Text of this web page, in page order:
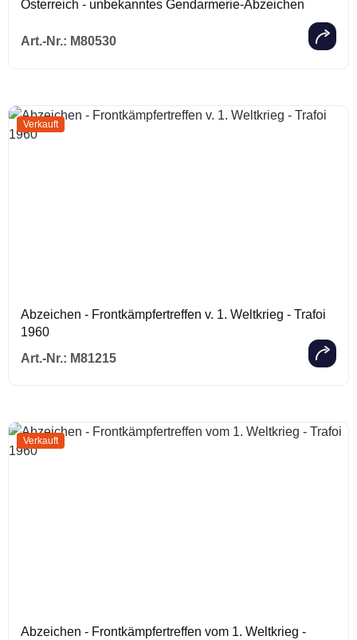
Österreich - unbekanntes Gendarmerie-Abzeichen
Art.-Nr.: M80530
Regulärer
Verkauft
Abzeichen - Frontkämpfertreffen v. 1. Weltkrieg - Trafoi
1960
Art.-Nr.: M81215
Regulärer
Verkauft
Abzeichen - Frontkämpfertreffen vom 1. Weltkrieg -